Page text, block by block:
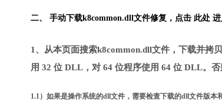
二、 手动下载k8common.dll文件修复， 点击 此处
1、从本页面搜索k8common.dll文件，下载并拷
用 32 位 DLL，对 64 位程序使用 64 位 DLL。
1.1）如果是操作系统的dll文件，需要检查下载的dll文件版本